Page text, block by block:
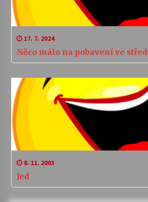
17. 7. 2024
Něco málo na pobavení ve
8. 11. 2003
Jed